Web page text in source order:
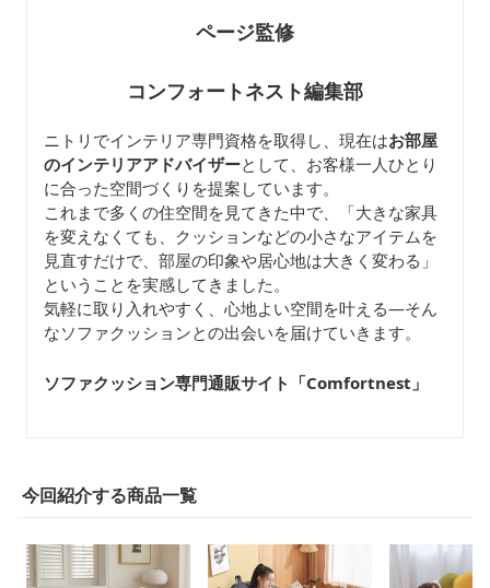
ページ監修
コンフォートネスト編集部
ニトリでインテリア専門資格を取得し、現在はお部屋
のインテリアアドバイザーとして、お客様一人ひとり
に合った空間づくりを提案しています。
これまで多くの住空間を見てきた中で、「大きな家具
を変えなくても、クッションなどの小さなアイテムを
見直すだけで、部屋の印象や居心地は大きく変わる」
ということを実感してきました。
気軽に取り入れやすく、心地よい空間を叶える—そん
なソファクッションとの出会いを届けていきます。
ソファクッション専門通販サイト「Comfortnest 」
今回紹介する商品一覧